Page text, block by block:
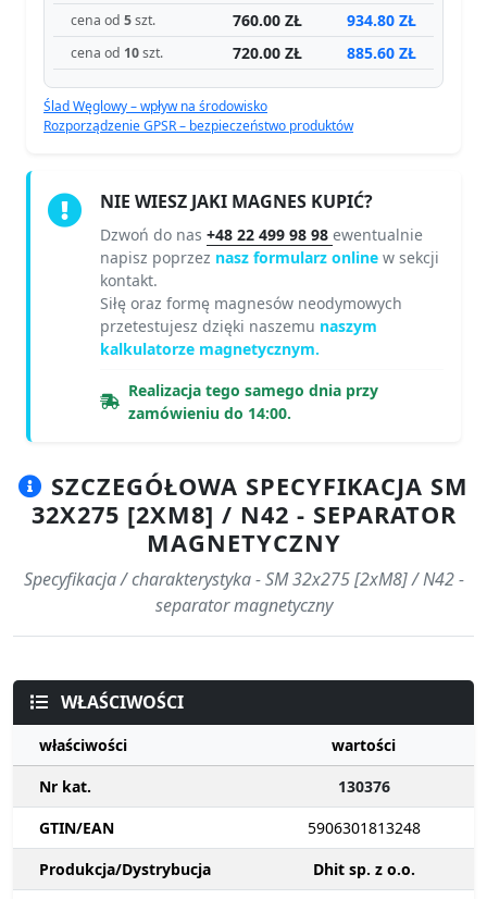
cena od 5szt. 760.00 ZŁ 934.80 ZŁ
cena od 10szt. 720.00 ZŁ 885.60 ZŁ
Ślad Węglowy – wpływ na środowisko
Rozporządzenie GPSR – bezpieczeństwo produktów
NIE WIESZ JAKI MAGNES KUPIĆ?
Dzwoń do nas +48 22 499 98 98 ewentualnie
napisz poprzez nasz formularz online w sekcji
kontakt.
Siłę oraz formę magnesów neodymowych
przetestujesz dzięki naszemu naszym
kalkulatorze magnetycznym.
Realizacja tego samego dnia przy
zamówieniu do 14:00.
SZCZEGÓŁOWA SPECYFIKACJA SM
32X275 [2XM8] / N42 - SEPARATOR
MAGNETYCZNY
Specyfikacja / charakterystyka - SM 32x275 [2xM8] / N42 -
separator magnetyczny
WŁAŚCIWOŚCI
właściwości
wartości
Nr kat.
130376
GTIN/EAN
5906301813248
Produkcja/Dystrybucja
Dhit sp. z o.o.